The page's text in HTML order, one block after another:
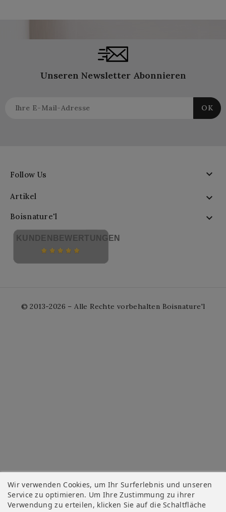
Unseren Newsletter Abonnieren
Follow Us 
Artikel 
Boisnature'l 
Wir verwenden Cookies, um Ihr Surferlebnis und unseren
Service zu optimieren. Um Ihre Zustimmung zu ihrer
Verwendung zu erteilen, klicken Sie auf die Schaltfläche
KUNDENBEWERTUNGEN
© 2013-2026 – Alle Rechte vorbehalten Boisnature'l